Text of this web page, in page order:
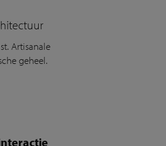
Artisanale
geheel.